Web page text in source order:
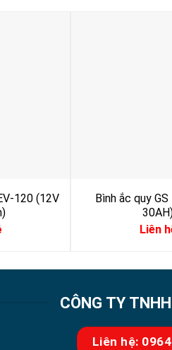
120 (12V
Bình ắc quy
Liên
CÔNG TY
Liên hệ: